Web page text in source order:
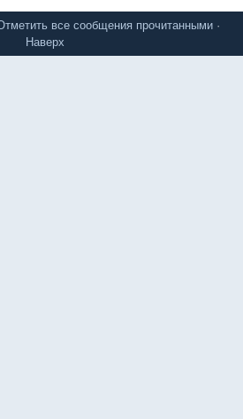
все сообщения прочитанными ·
Наверх